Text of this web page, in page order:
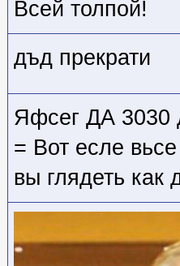
Всей толпой!
дъд прекрати
Яфсег ДА 3030
= Вот есле
вы глядеть как